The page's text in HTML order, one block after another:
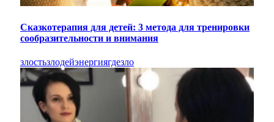
Сказкотерапия для детей: 3 метода для тренировки
сообразительности и внимания
злостьзлодейэнергиягдезло